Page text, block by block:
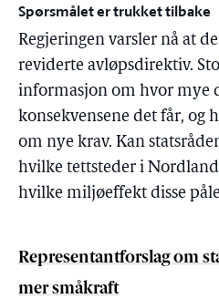
Spørsmålet er trukket tilbake
Regjeringen varsler nå at
reviderte avløpsdirektiv.
informasjon om hvor mye
konsekvensene det får, og
om nye krav. Kan
hvilke tettsteder i
hvilke miljøeffekt disse
Representantforslag om
mer småkraft